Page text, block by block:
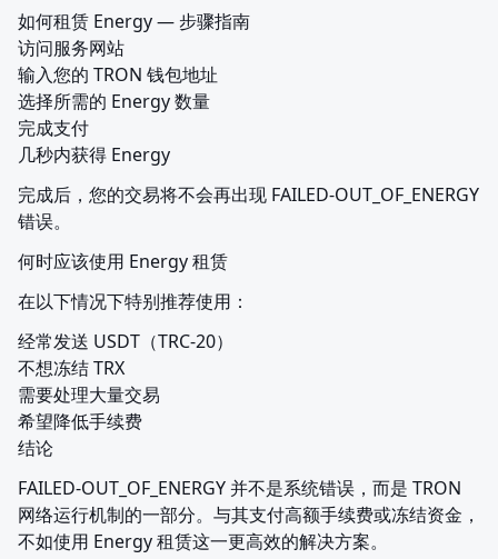
如何租赁 Energy — 步骤指南
访问服务网站
输入您的 TRON 钱包地址
选择所需的 Energy 数量
完成支付
几秒内获得 Energy
完成后，您的交易将不会再出现 FAILED-OUT_OF_ENERGY
错误。
何时应该使用 Energy 租赁
在以下情况下特别推荐使用：
经常发送 USDT（TRC-20）
不想冻结 TRX
需要处理大量交易
希望降低手续费
结论
FAILED-OUT_OF_ENERGY 并不是系统错误，而是 TRON
网络运行机制的一部分。与其支付高额手续费或冻结资金，
不如使用 Energy 租赁这一更高效的解决方案。